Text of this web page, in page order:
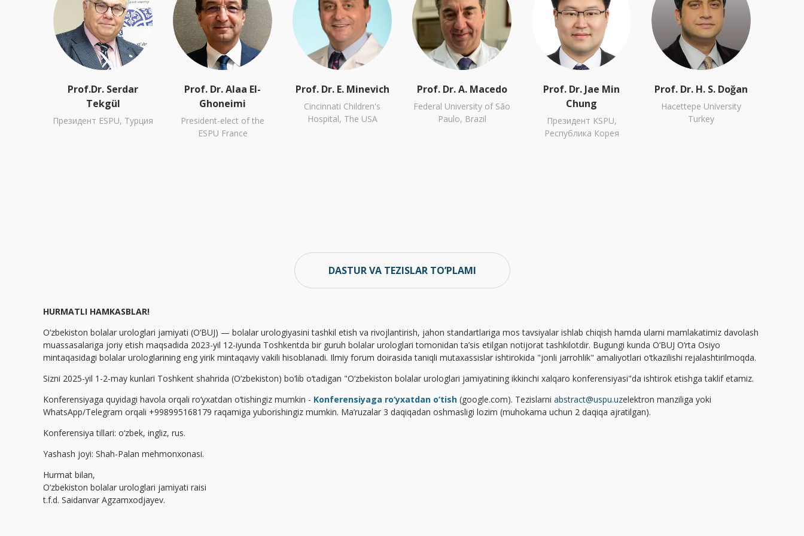
Prof.Dr. Serdar
Tekgül
Президент ESPU, Турция
Prof. Dr. Alaa El-
Ghoneimi
President-elect of the
ESPU France
Prof. Dr. E. Minevich
Cincinnati Children's
Hospital, The USA
Prof. Dr. A. Macedo
Federal University of São
Paulo, Brazil
Prof. Dr. Jae Min
Chung
Президент KSPU,
Республика Корея
Prof. Dr. H. S. Doğan
Hacettepe University
Turkey
DASTUR VA TEZISLAR TO’PLAMI
HURMATLI HAMKASBLAR!
O‘zbekiston bolalar urologlari jamiyati (O‘BUJ) — bolalar urologiyasini tashkil etish va rivojlantirish, jahon standartlariga mos tavsiyalar ishlab chiqish hamda ularni mamlakatimiz davolash
muassasalariga joriy etish maqsadida 2023-yil 12-iyunda Toshkentda bir guruh bolalar urologlari tomonidan ta’sis etilgan notijorat tashkilotdir. Bugungi kunda O‘BUJ O‘rta Osiyo
mintaqasidagi bolalar urologlarining eng yirik mintaqaviy vakili hisoblanadi. Ilmiy forum doirasida taniqli mutaxassislar ishtirokida "jonli jarrohlik" amaliyotlari o‘tkazilishi rejalashtirilmoqda.
Sizni 2025-yil 1-2-may kunlari Toshkent shahrida (O‘zbekiston) bo‘lib o‘tadigan "O‘zbekiston bolalar urologlari jamiyatining ikkinchi xalqaro konferensiyasi"da ishtirok etishga taklif etamiz.
Konferensiyaga quyidagi havola orqali ro‘yxatdan o‘tishingiz mumkin - Konferensiyaga ro‘yxatdan o‘tish (google.com). Tezislarni abstract@uspu.uzelektron manziliga yoki
WhatsApp/Telegram orqali +998995168179 raqamiga yuborishingiz mumkin. Ma’ruzalar 3 daqiqadan oshmasligi lozim (muhokama uchun 2 daqiqa ajratilgan).
Konferensiya tillari: o‘zbek, ingliz, rus.
Yashash joyi: Shah-Palan mehmonxonasi.
Hurmat bilan,
O‘zbekiston bolalar urologlari jamiyati raisi
t.f.d. Saidanvar Agzamxodjayev.